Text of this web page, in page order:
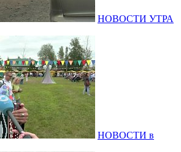
НОВОСТИ УТРА
НОВОСТИ в